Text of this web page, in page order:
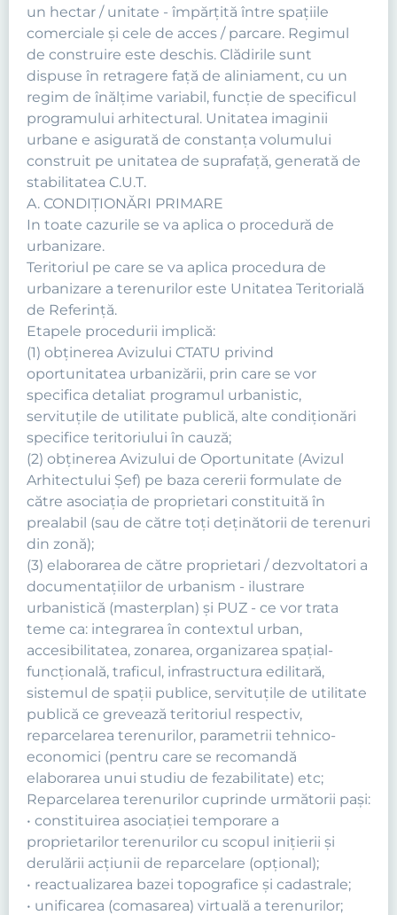
un hectar / unitate - împărţită între spaţiile
comerciale şi cele de acces / parcare. Regimul
de construire este deschis. Clădirile sunt
dispuse în retragere faţă de aliniament, cu un
regim de înălţime variabil, funcţie de specificul
programului arhitectural. Unitatea imaginii
urbane e asigurată de constanţa volumului
construit pe unitatea de suprafaţă, generată de
stabilitatea C.U.T.
A. CONDIŢIONĂRI PRIMARE
In toate cazurile se va aplica o procedură de
urbanizare.
Teritoriul pe care se va aplica procedura de
urbanizare a terenurilor este Unitatea Teritorială
de Referinţă.
Etapele procedurii implică:
(1) obţinerea Avizului CTATU privind
oportunitatea urbanizării, prin care se vor
specifica detaliat programul urbanistic,
servituţile de utilitate publică, alte condiţionări
specifice teritoriului în cauză;
(2) obţinerea Avizului de Oportunitate (Avizul
Arhitectului Şef) pe baza cererii formulate de
către asociaţia de proprietari constituită în
prealabil (sau de către toţi deţinătorii de terenuri
din zonă);
(3) elaborarea de către proprietari / dezvoltatori a
documentaţiilor de urbanism - ilustrare
urbanistică (masterplan) şi PUZ - ce vor trata
teme ca: integrarea în contextul urban,
accesibilitatea, zonarea, organizarea spaţial-
funcţională, traficul, infrastructura edilitară,
sistemul de spaţii publice, servituţile de utilitate
publică ce grevează teritoriul respectiv,
reparcelarea terenurilor, parametrii tehnico-
economici (pentru care se recomandă
elaborarea unui studiu de fezabilitate) etc;
Reparcelarea terenurilor cuprinde următorii paşi:
• constituirea asociaţiei temporare a
proprietarilor terenurilor cu scopul iniţierii şi
derulării acţiunii de reparcelare (opţional);
• reactualizarea bazei topografice şi cadastrale;
• unificarea (comasarea) virtuală a terenurilor;